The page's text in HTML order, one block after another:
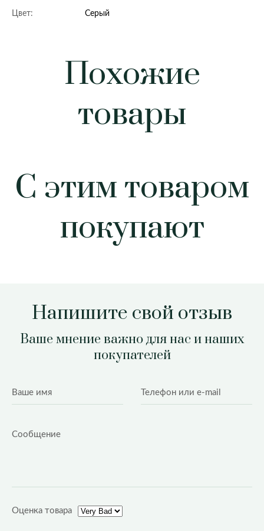
Цвет: Серый
Похожие
товары
С этим товаром
покупают
Напишите свой отзыв
Ваше мнение важно для нас и наших
покупателей
Оценка товара